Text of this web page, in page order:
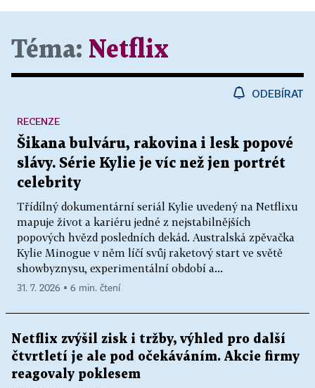
Téma: Netflix
ODEBÍRAT
Šikana bulváru, rakovina i lesk popové
slávy. Série Kylie je víc než jen portrét
celebrity
Třídílný dokumentární seriál Kylie uvedený na Netflixu
mapuje život a kariéru jedné z nejstabilnějších
popových hvězd posledních dekád. Australská zpěvačka
Kylie Minogue v něm líčí svůj raketový start ve světě
showbyznysu, experimentální období a...
RECENZE
31. 7. 2026 ▪ 6 min. čtení
Netflix zvýšil zisk i tržby, výhled pro další
čtvrtletí je ale pod očekáváním. Akcie firmy
reagovaly poklesem